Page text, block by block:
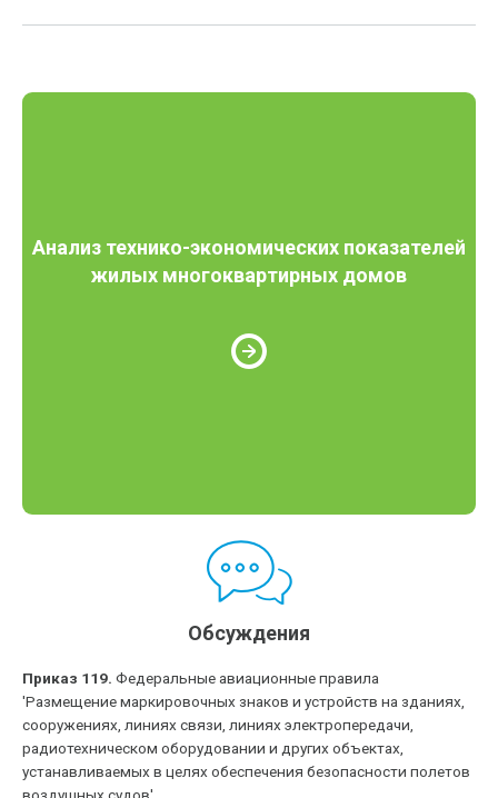
Анализ технико-экономических показателей
жилых многоквартирных домов
Обсуждения
Приказ 119. Федеральные авиационные правила
'Размещение маркировочных знаков и устройств на зданиях,
сооружениях, линиях связи, линиях электропередачи,
радиотехническом оборудовании и других объектах,
устанавливаемых в целях обеспечения безопасности полетов